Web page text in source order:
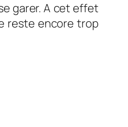
garer. A cet effet
reste encore trop